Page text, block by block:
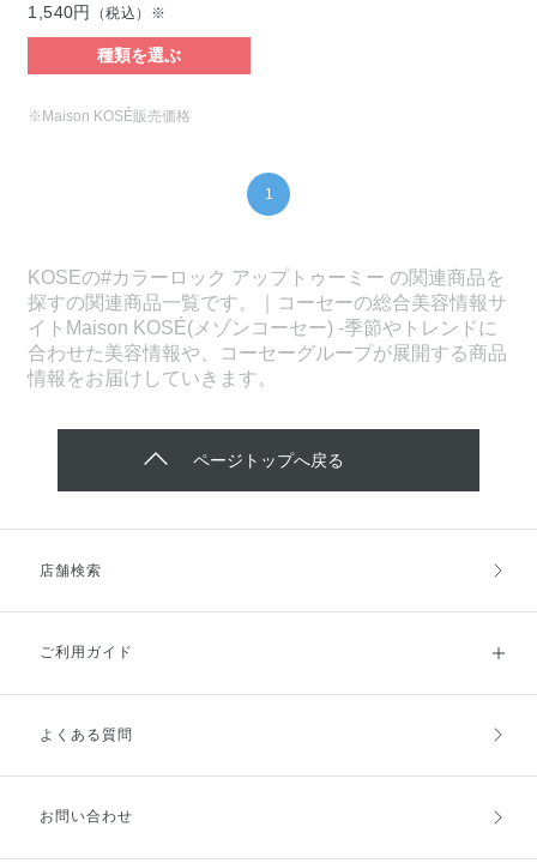
1,540円 （税込）※
種類を選ぶ
※Maison KOSÉ販売価格
1
KOSEの#カラーロック アップトゥーミー の関連商品を
探すの関連商品一覧です。｜コーセーの総合美容情報サ
イトMaison KOSÉ(メゾンコーセー) -季節やトレンドに
合わせた美容情報や、コーセーグループが展開する商品
情報をお届けしていきます。
ページトップへ戻る
店舗検索
ご利用ガイド
ご利用ガイドトップ
お支払方法
よくある質問
お問い合わせ